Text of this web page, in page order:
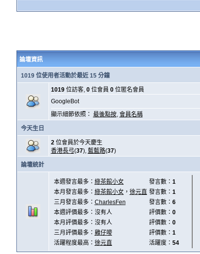
論壇資訊
1019 位使用者活動於最近 15 分鐘
1019位訪客, 0位會員 0位匿名會員
GoogleBot
顯示細節依照： 最後點按, 會員名稱
今天生日
2位會員於今天慶生
香港長弓(37), 藍藍路(37)
論壇統計
本週發言最多： 綠茶館小女 發言數： 1
本月發言最多： 綠茶館小女， 徐元直 發言數： 1
三月發言最多： CharlesFen 發言數： 6
本週評價最多：沒有人
評價數： 0
本月評價最多：沒有人
評價數： 0
三月評價最多： 雞仔嘜 評價數： 1
活躍程度最高： 徐元直 活躍度： 54